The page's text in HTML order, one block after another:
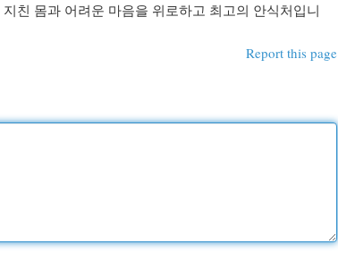
친 몸과 어려운 마음을 위로하고 최고의 안식처입니
Report this page